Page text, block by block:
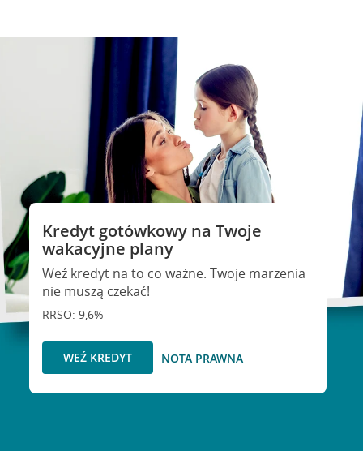
Kredyt gotówkowy na Twoje
wakacyjne plany
Weź kredyt na to co ważne. Twoje marzenia
nie muszą czekać!
RRSO: 9,6%
WEŹ KREDYT NOTA PRAWNA